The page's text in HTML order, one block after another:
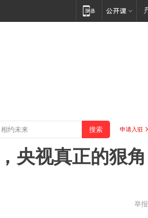
申请入驻
央视真正的狠角
举报